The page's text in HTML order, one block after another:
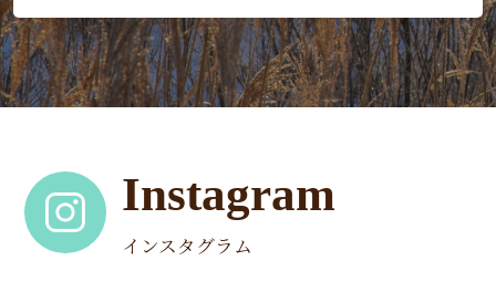
Instagram
インスタグラム